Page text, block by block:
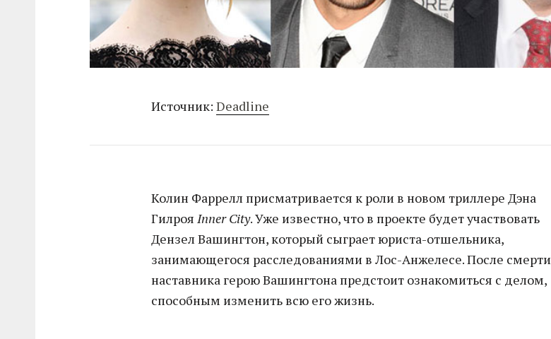
Источник:Deadline
Колин Фаррелл присматривается к роли в новом триллере Дэна
ГилрояInner City. Уже известно, что в проекте будет участвовать
Дензел Вашингтон, который сыграет юриста-отшельника,
занимающегося расследованиями в Лос-Анжелесе. После смерти
наставника герою Вашингтона предстоит ознакомиться с делом,
способным изменить всю его жизнь.